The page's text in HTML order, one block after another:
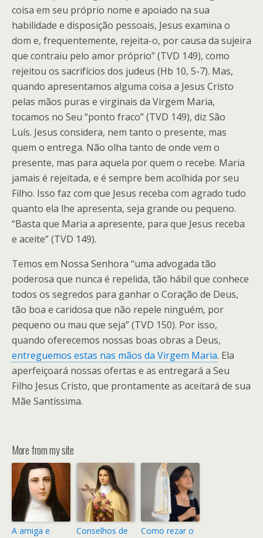
coisa em seu próprio nome e apoiado na sua
habilidade e disposição pessoais, Jesus examina o
dom e, frequentemente, rejeita-o, por causa da sujeira
que contraiu pelo amor próprio” (TVD 149), como
rejeitou os sacrifícios dos judeus (Hb 10, 5-7). Mas,
quando apresentamos alguma coisa a Jesus Cristo
pelas mãos puras e virginais da Virgem Maria,
tocamos no Seu “ponto fraco” (TVD 149), diz São
Luís. Jesus considera, nem tanto o presente, mas
quem o entrega. Não olha tanto de onde vem o
presente, mas para aquela por quem o recebe. Maria
jamais é rejeitada, e é sempre bem acolhida por seu
Filho. Isso faz com que Jesus receba com agrado tudo
quanto ela lhe apresenta, seja grande ou pequeno.
“Basta que Maria a apresente, para que Jesus receba
e aceite” (TVD 149).
Temos em Nossa Senhora “uma advogada tão
poderosa que nunca é repelida, tão hábil que conhece
todos os segredos para ganhar o Coração de Deus,
tão boa e caridosa que não repele ninguém, por
pequeno ou mau que seja” (TVD 150). Por isso,
quando oferecemos nossas boas obras a Deus,
entreguemos estas nas mãos da Virgem Maria. Ela
aperfeiçoará nossas ofertas e as entregará a Seu
Filho Jesus Cristo, que prontamente as aceitará de sua
Mãe Santíssima.
More from my site
A amiga e
Conselhos de
Como rezar o